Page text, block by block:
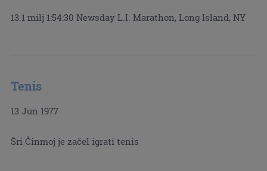
13.1 milj 1:54:30 Newsday L.I. Marathon, Long Island, NY
Tenis
13 Jun 1977
Šri Činmoj je začel igrati tenis